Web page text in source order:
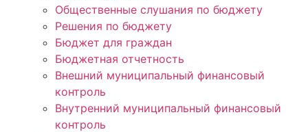
Общественные слушания по бюджету
Решения по бюджету
Бюджет для граждан
Бюджетная отчетность
Внешний муниципальный финансовый
контроль
Внутренний муниципальный финансовый
контроль